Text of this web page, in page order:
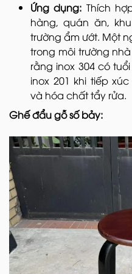
Ứng dụng: Thích
hàng, quán ăn,
trường ẩm ướt. Một
trong môi trường
rằng inox 304 có
inox 201 khi tiếp
và hóa chất tẩy rửa.
Ghế đẩu gỗ số bảy: